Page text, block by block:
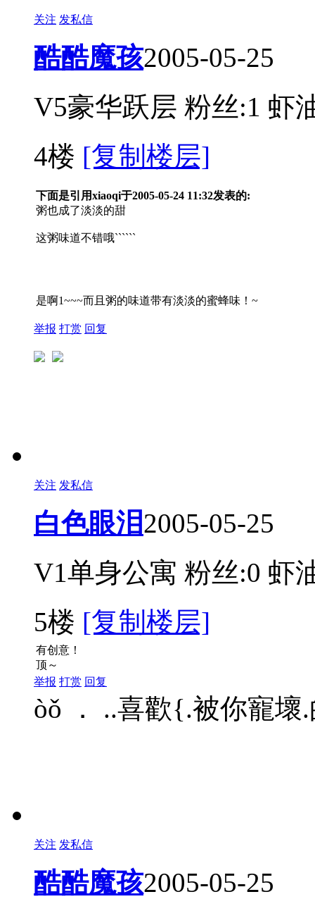
关注 发私信
酷酷魔孩2005-05-25
V5豪华跃层 粉丝:1 虾
4楼 [复制楼层]
下面是引用xiaoqi于2005-05-24 11:32发表的:
粥也成了淡淡的甜
这粥味道不错哦``````
是啊1~~~而且粥的味道带有淡淡的蜜蜂味！~
举报 打赏 回复
关注 发私信
白色眼泪2005-05-25
V1单身公寓 粉丝:0 虾
5楼 [复制楼层]
有创意！
顶～
举报 打赏 回复
òǒ ． ..喜歡{.被你寵壞
关注 发私信
酷酷魔孩2005-05-25